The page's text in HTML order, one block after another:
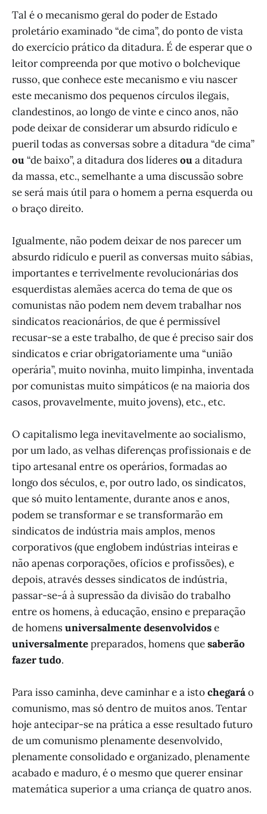
Tal é o mecanismo geral do poder de Estado
proletário examinado “de cima”, do ponto de vista
do exercício prático da ditadura. É de esperar que o
leitor compreenda por que motivo o bolchevique
russo, que conhece este mecanismo e viu nascer
este mecanismo dos pequenos círculos ilegais,
clandestinos, ao longo de vinte e cinco anos, não
pode deixar de considerar um absurdo ridículo e
pueril todas as conversas sobre a ditadura “de cima”
ou “de baixo”, a ditadura dos líderesou a ditadura
da massa, etc., semelhante a uma discussão sobre
se será mais útil para o homem a perna esquerda ou
o braço direito.
Igualmente, não podem deixar de nos parecer um
absurdo ridículo e pueril as conversas muito sábias,
importantes e terrivelmente revolucionárias dos
esquerdistas alemães acerca do tema de que os
comunistas não podem nem devem trabalhar nos
sindicatos reacionários, de que é permissível
recusar-se a este trabalho, de que é preciso sair dos
sindicatos e criar obrigatoriamente uma “união
operária”, muito novinha, muito limpinha, inventada
por comunistas muito simpáticos (e na maioria dos
casos, provavelmente, muito jovens), etc., etc.
O capitalismo lega inevitavelmente ao socialismo,
por um lado, as velhas diferenças profissionais e de
tipo artesanal entre os operários, formadas ao
longo dos séculos, e, por outro lado, os sindicatos,
que só muito lentamente, durante anos e anos,
podem se transformar e se transformarão em
sindicatos de indústria mais amplos, menos
corporativos (que englobem indústrias inteiras e
não apenas corporações, ofícios e profissões), e
depois, através desses sindicatos de indústria,
passar-se-á à supressão da divisão do trabalho
entre os homens, à educação, ensino e preparação
de homensuniversalmente desenvolvidose
universalmentepreparados, homens quesaberão
fazer tudo.
Para isso caminha, deve caminhar e a istochegaráo
comunismo, mas só dentro de muitos anos. Tentar
hoje antecipar-se na prática a esse resultado futuro
de um comunismo plenamente desenvolvido,
plenamente consolidado e organizado, plenamente
acabado e maduro, é o mesmo que querer ensinar
matemática superior a uma criança de quatro anos.